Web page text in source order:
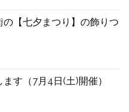
【七夕まつり】の飾りつ
す（7月4日(土)開催）